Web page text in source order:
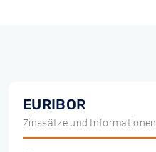
EURIBOR
Zinssätze und Informationen